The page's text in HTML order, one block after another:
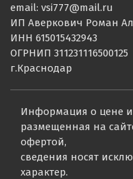
email: vsi777@mail.ru
ИП Аверкович Роман
ИНН 615015432943
ОГРНИП 311231116500125
г.Краснодар
Информация о цене
размещенная на
офертой,
сведения носят
характер.